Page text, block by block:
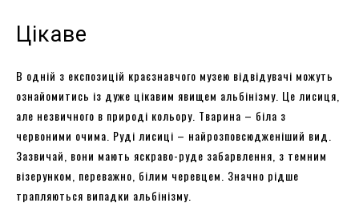
Цікаве
В одній з експозицій краєзнавчого музею відвідувачі можуть
ознайомитись із дуже цікавим явищем альбінізму. Це лисиця,
але незвичного в природі кольору. Тварина – біла з
червоними очима. Руді лисиці – найрозповсюдженіший вид.
Зазвичай, вони мають яскраво-руде забарвлення, з темним
візерунком, переважно, білим черевцем. Значно рідше
трапляються випадки альбінізму.